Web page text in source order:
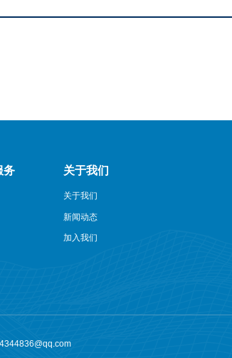
务 关于我们
关于我们
新闻动态
加入我们